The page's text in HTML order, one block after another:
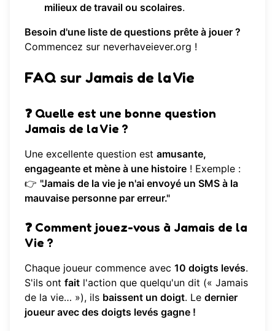
milieux de travail ou scolaires.
Besoin d'une liste de questions prête à jouer ?
Commencez sur neverhaveiever.org !
FAQ sur Jamais de la Vie
❓ Quelle est une bonne question
Jamais de la Vie ?
Une excellente question est amusante,
engageante et mène à une histoire ! Exemple :
👉 "Jamais de la vie je n'ai envoyé un SMS à la
mauvaise personne par erreur."
❓ Comment jouez-vous à Jamais de la
Vie ?
Chaque joueur commence avec 10 doigts levés.
S'ils ont fait l'action que quelqu'un dit (« Jamais
de la vie… »), ils baissent un doigt. Le dernier
joueur avec des doigts levés gagne !